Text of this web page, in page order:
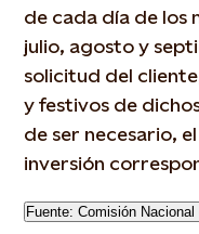
de cada día de los
julio, agosto y
solicitud del
y festivos de
de ser necesario,
inversión
Fuente: Comisión